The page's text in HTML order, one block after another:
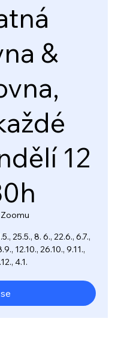
&
12
25.5., 8. 6., 22.6., 6.7.,
12.10., 26.10., 9.11.,
4.1.